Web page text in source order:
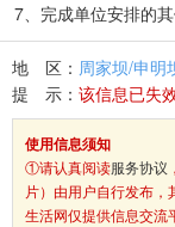
7、完成单位安排的
地 区： 周家坝/申明
提 示： 该信息已失
使用信息须知
①请认真阅读服务协议
片）由用户自行发布
生活网仅提供信息交流